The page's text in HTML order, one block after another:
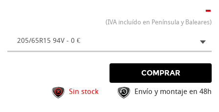
-
(IVA incluído en Península y Baleares)
205/65R15 94V - 0 €
COMPRAR
Sin stock Envío y montaje en 48h